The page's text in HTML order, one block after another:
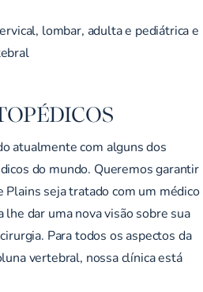
lombar, adulta e pediátrica e
atualmente com alguns dos
do mundo. Queremos garantir
Plains seja tratado com um médico
dar uma nova visão sobre sua
Para todos os aspectos da
vertebral, nossa clínica está